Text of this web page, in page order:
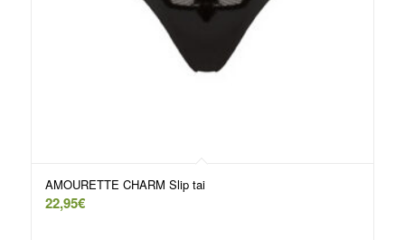
AMOURETTE CHARM Slip tai
22,95€